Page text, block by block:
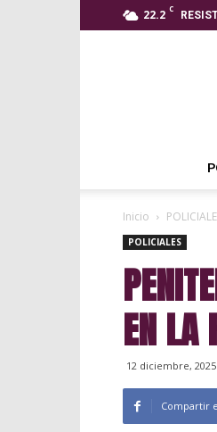
22.2 C
Inicio
POLICIALES
EN LA
12 diciembre, 2025
Compartir